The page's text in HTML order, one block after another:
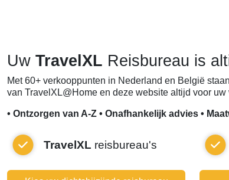
Uw TravelXL Reisbureau is
Met 60+ verkooppunten in Nederland en België
van TravelXL@Home en deze website altijd voor uw
• Ontzorgen van A-Z • Onafhankelijk advies •
TravelXL reisbureau's